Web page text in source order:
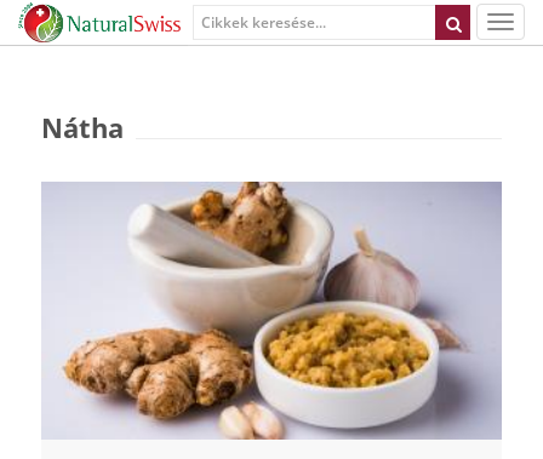
Nátha